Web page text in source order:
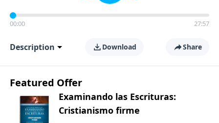
00:00 27:57
Description Download Share
Featured Offer
Examinando las Escrituras:
Cristianismo firme